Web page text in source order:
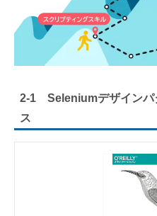
2-1 Seleniumデザインパ
ス